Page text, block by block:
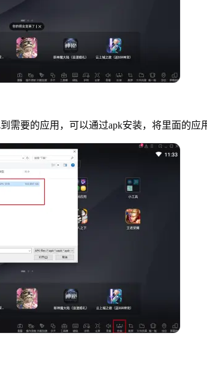
需要的应用，可以通过apk安装，将里面的应